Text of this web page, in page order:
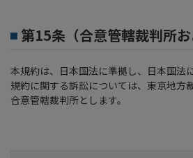
第15条（合意管轄裁判所お
本規約は、日本国法に準拠し、日本国法
規約に関する訴訟については、東京地方
合意管轄裁判所とします。